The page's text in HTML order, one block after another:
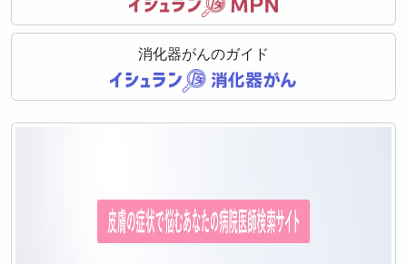
消化器がんのガイド